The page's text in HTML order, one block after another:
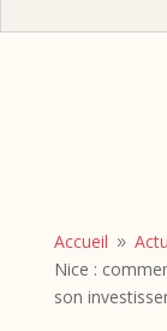
Accueil 9
Nice :
son